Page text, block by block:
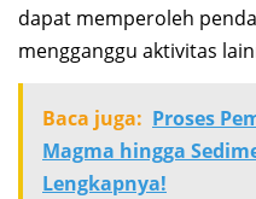
dapat memperoleh
mengganggu aktivitas
Baca juga: Proses
Magma hingga
Lengkapnya!